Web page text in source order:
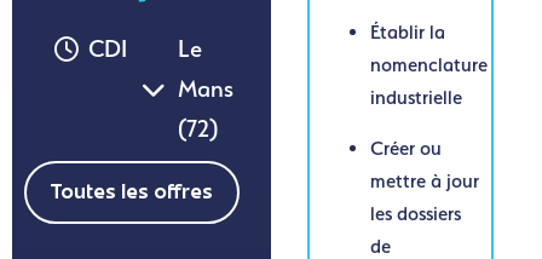
CDI
Le
Mans
(72)
Toutes les offres
Établir la
nomenclature
industrielle
Créer ou
mettre à jour
les dossiers
de